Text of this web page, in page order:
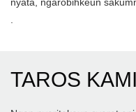
TAROS KAMI